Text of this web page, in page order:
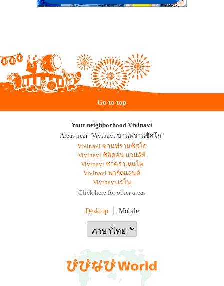
Go to top
Your neighborhood Vivinavi
Areas near "Vivinavi ซานฟรานซิสโก"
Vivinavi ซานฟรานซิสโก
Vivinavi ซิลิคอน แวนลีย์
Vivinavi ซาคราเมนโต
Vivinavi พอร์ตแลนด์
Vivinavi เรโน
Click here for other areas
Desktop Mobile